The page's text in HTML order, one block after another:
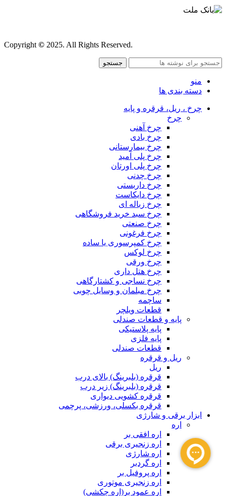
Copyright© 2025. All Rights Reserved.
جستجو
منو
دسته بندی ها
چرخ ، ریل، قرقره و پایه
چرخ
چرخ آهنی
چرخ بادی
چرخ بیمارستانی
چرخ پلی آمید
چرخ پلی اورتان
چرخ چدنی
چرخ داربستی
چرخ دایکاست
چرخ زباله ای
چرخ سبد خرید فروشگاهی
چرخ صنعتی
چرخ فرغونی
چرخ کمپرسوری یا ساده
چرخ لوکس
چرخ ورقی
چرخ هتل داری
چرخ نساجی و کشتارگاهی
چرخ مبلمان و وسایل چوبی
ساچمه
قطعات ویلچر
پایه و قطعات صندلی
پایه پلاستیکی
پایه فلزی
قطعات صندلی
ریل و قرقره
ریل
قرقره (بلبرینگ) بالای درب
قرقره (بلبرینگ) زیر درب
قرقره کشویی دیواری
قرقره بکسلی، ورزشی، پرچمی
ابزار برقی و شارژی
اره
اره افقی بر
اره زنجیری برقی
اره شارژی
اره گردبر
اره پروفیل بر
اره زنجیری موتوری
اره عمود بر(اره چکشی)